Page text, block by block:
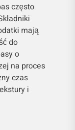
często
mają
do
o
na proces
czas
i